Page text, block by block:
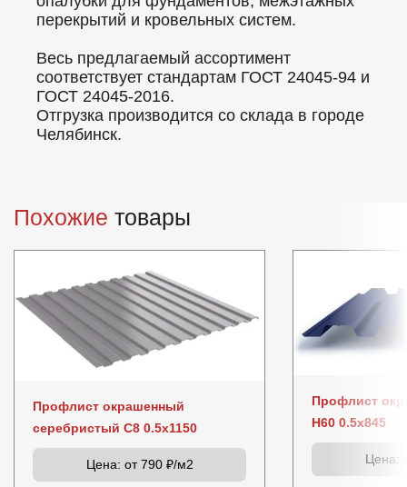
перекрытий и кровельных систем.
Весь предлагаемый ассортимент
соответствует стандартам ГОСТ 24045-94 и
ГОСТ 24045-2016.
Отгрузка производится со склада в городе
Челябинск.
Похожие товары
Профлист окрашенный
серебристый C8 0.5x1150
Цена: от 790 ₽/м2
Профлист
Н60 0.5x845
Цена: